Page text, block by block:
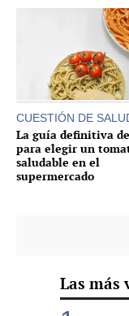
CUESTIÓN DE
La guía definitiva
para elegir un
saludable en el
supermercado
Las más